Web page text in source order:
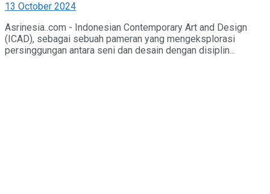
13 October 2024
Asrinesia..com - Indonesian Contemporary Art and Design
(ICAD), sebagai sebuah pameran yang mengeksplorasi
persinggungan antara seni dan desain dengan disiplin...